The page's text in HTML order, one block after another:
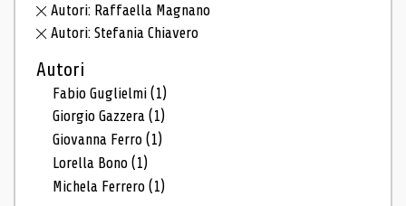
Autori: Raffaella Magnano
Autori: Stefania Chiavero
Autori
Fabio Guglielmi(1)
Giorgio Gazzera(1)
Giovanna Ferro(1)
Lorella Bono(1)
Michela Ferrero(1)